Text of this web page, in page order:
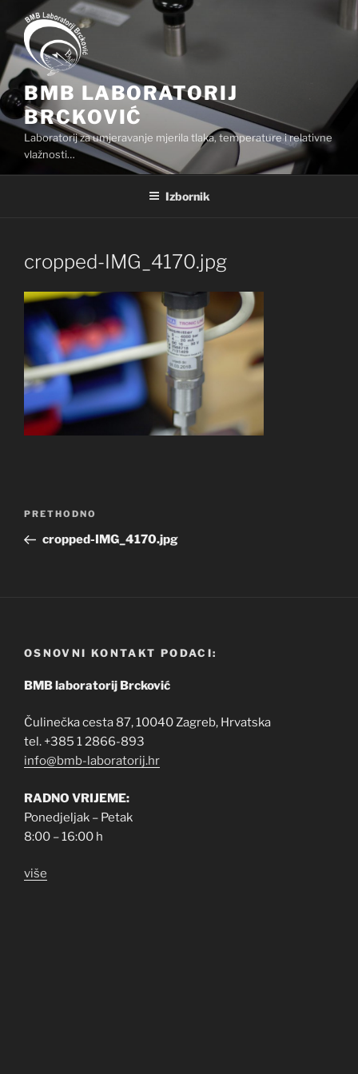
Preskoči
na
sadržaj
BMB LABORATORIJ
BRCKOVIĆ
Laboratorij za umjeravanje mjerila tlaka, temperature i relativne
vlažnosti…
Izbornik
cropped-IMG_4170.jpg
Navigacija
Prethodna
objava
PRETHODNO
cropped-IMG_4170.jpg
OSNOVNI KONTAKT PODACI:
BMB laboratorij Brcković
Čulinečka cesta 87, 10040 Zagreb, Hrvatska
tel. +385 1 2866-893
info@bmb-laboratorij.hr
RADNO VRIJEME:
Ponedjeljak – Petak
8:00 – 16:00 h
više